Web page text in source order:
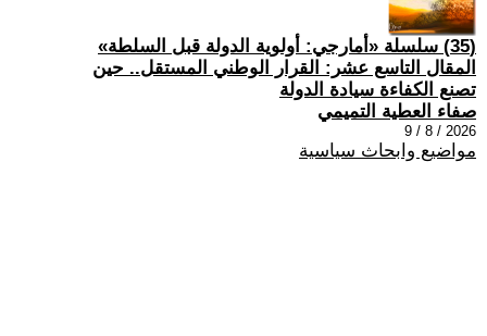
(35) سلسلة «أمارجي: أولوية الدولة قبل السلطة»
المقال التاسع عشر: القرار الوطني المستقل.. حين
تصنع الكفاءة سيادة الدولة
صفاء العطية التميمي
2026 / 8 / 9
مواضيع وابحاث سياسية